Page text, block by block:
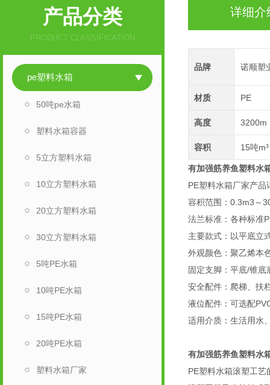
产品分类
PRODUCT CLASSIFICATION
pe塑料水箱
50吨pe水箱
塑料水箱容器
5立方塑料水箱
10立方塑料水箱
20立方塑料水箱
30立方塑料水箱
5吨PE水箱
10吨PE水箱
15吨PE水箱
20吨PE水箱
塑料水箱厂家
详细介
品牌 诺顺塑
材质 PE
高度 3200m
容积 15吨m³
有加强筋养鱼塑料水
PE塑料水箱厂家产品
容积范围：0.3m3～
法兰标准：各种标准
主要款式：以平底立
外观颜色：聚乙烯本
固定支脚：平底/锥
安全配件：爬梯、扶
液位配件：可选配
适用介质：生活用水
有加强筋养鱼塑料水
PE塑料水箱滚塑工艺